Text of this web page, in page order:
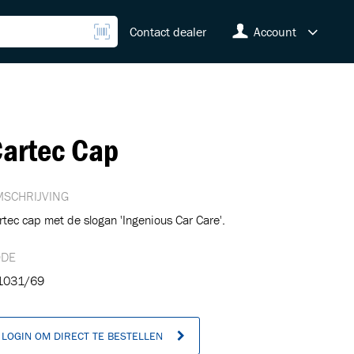
Contact dealer Account
Cap
cap met de slogan 'Ingenious Car Care'.
69
LOGIN OM DIRECT TE BESTELLEN